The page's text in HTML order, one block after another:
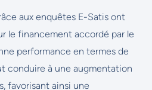
aux enquêtes E-Satis ont
le financement accordé par le
performance en termes de
conduire à une augmentation
favorisant ainsi une